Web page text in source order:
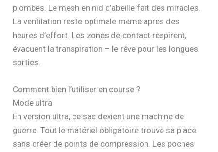
plombes. Le mesh en nid d’abeille fait des miracles.
La ventilation reste optimale même après des
heures d’effort. Les zones de contact respirent,
évacuent la transpiration – le rêve pour les longues
sorties.
Comment bien l’utiliser en course ?
Mode ultra
En version ultra, ce sac devient une machine de
guerre. Tout le matériel obligatoire trouve sa place
sans créer de points de compression. Les poches